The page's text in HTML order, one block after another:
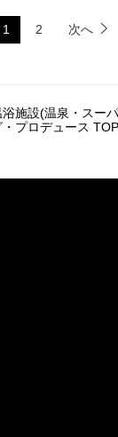
1 2 次へ
施設(温泉・スー
プロデュース TOP